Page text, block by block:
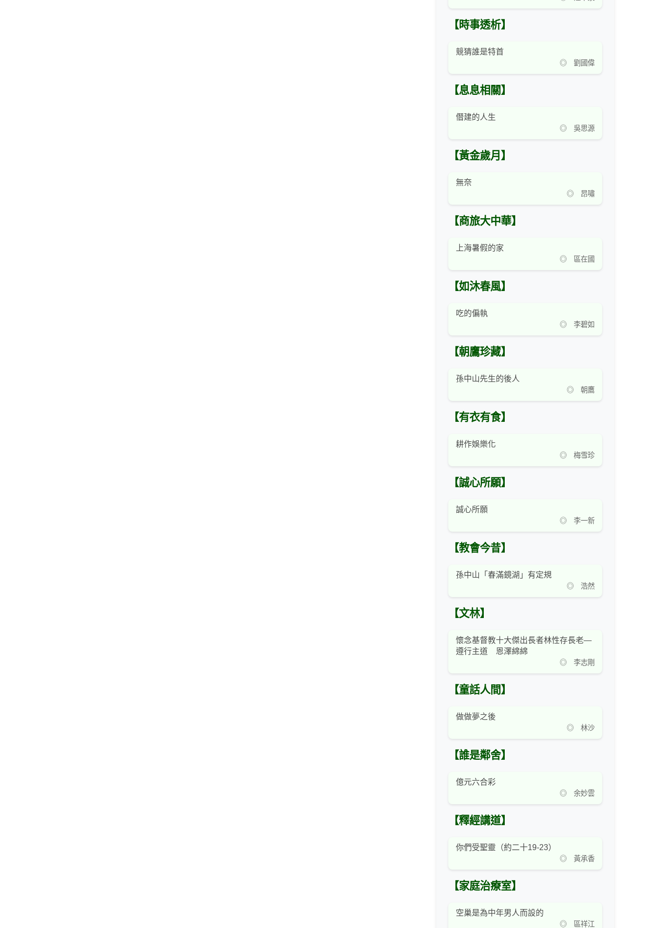
【時事透析】
競猜誰是特首
◎ 劉國偉
【息息相關】
僭建的人生
◎ 吳思源
【黃金歲月】
無奈
◎ 昂嘯
【商旅大中華】
上海暑假的家
◎ 區在國
【如沐春風】
吃的偏執
◎ 李碧如
【朝鷹珍藏】
孫中山先生的後人
◎ 朝鷹
【有衣有食】
耕作娛樂化
◎ 梅雪珍
【誠心所願】
誠心所願
◎ 李一新
【教會今昔】
孫中山「春滿鏡湖」有定規
◎ 浩然
【文林】
懷念基督教十大傑出長者林性存長老—
遵行主道 恩澤綿綿
◎ 李志剛
【童話人間】
做做夢之後
◎ 林沙
【誰是鄰舍】
億元六合彩
◎ 余妙雲
【釋經講道】
你們受聖靈（約二十19-23）
◎ 黃承香
【家庭治療室】
空巢是為中年男人而設的
◎ 區祥江